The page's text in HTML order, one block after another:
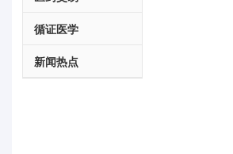
循证医学
新闻热点